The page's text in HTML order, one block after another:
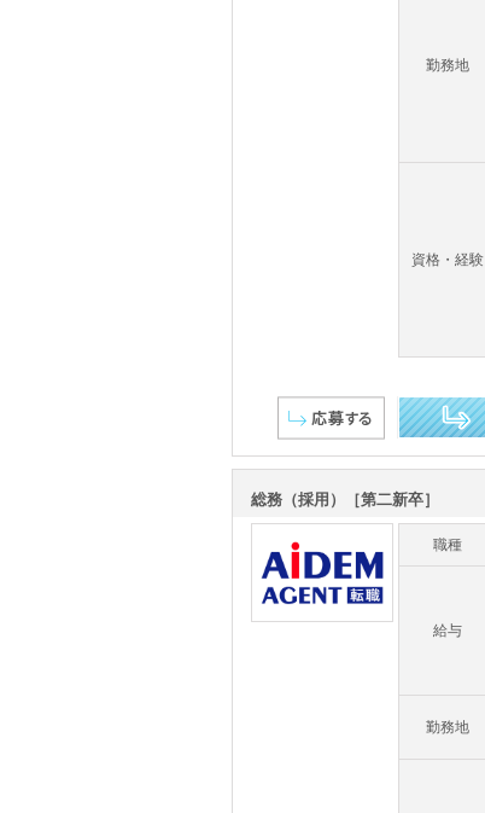
勤務地
資格・経験
総務（採用）［第二新卒］
職種
給与
勤務地